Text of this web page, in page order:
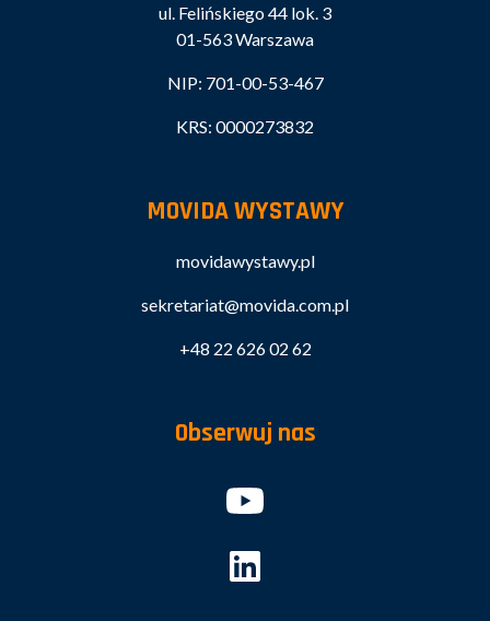
ul. Felińskiego 44 lok. 3
01-563 Warszawa
NIP: 701-00-53-467
KRS: 0000273832
MOVIDA WYSTAWY
movidawystawy.pl
sekretariat@movida.com.pl
+48 22 626 02 62
Obserwuj nas